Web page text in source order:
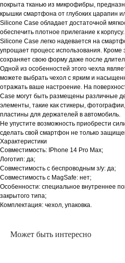
покрыта тканью из микрофибры,
крышки смартфона от глубоких царапин
Silicone Case обладает достаточной
обеспечить плотное прилегание к
Silicone Case легко надевается на
упрощает процесс использования. Кроме
сохраняет свою форму даже после
Одной из особенностей этого чехла
можете выбрать чехол с ярким и
отражать ваше настроение. На
Case могут быть размещены различные
элементы, такие как стикеры,
пластины для держателей в автомобиль.
Не упустите возможность приобрести
сделать свой смартфон не только
Характеристики
Совместимость: IPhone 14 Pro Max;
Логотип: да;
Совместимость с беспроводным з/у: да;
Совместимость с MagSafe: нет;
Особенности: специальное внутреннее
закрытого типа;
Комплектация: чехол, упаковка.
Может быть интересно